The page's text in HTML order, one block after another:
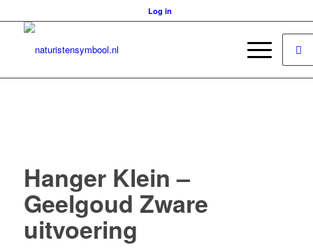
Log in
Hanger Klein –
Geelgoud Zware
uitvoering